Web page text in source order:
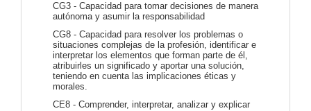
CG3 - Capacidad para tomar decisiones de manera
autónoma y asumir la responsabilidad
CG8 - Capacidad para resolver los problemas o
situaciones complejas de la profesión, identificar e
interpretar los elementos que forman parte de él,
atribuirles un significado y aportar una solución,
teniendo en cuenta las implicaciones éticas y
morales.
CE8 - Comprender, interpretar, analizar y explicar